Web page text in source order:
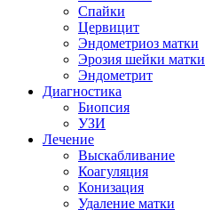
Спайки
Цервицит
Эндометриоз матки
Эрозия шейки матки
Эндометрит
Диагностика
Биопсия
УЗИ
Лечение
Выскабливание
Коагуляция
Конизация
Удаление матки